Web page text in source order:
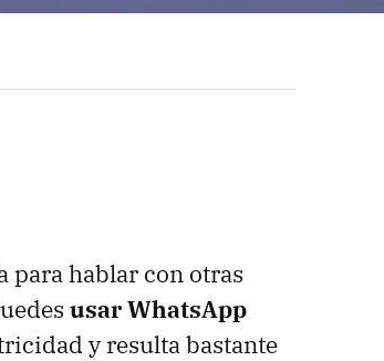
para hablar con otras
usar WhatsApp
y resulta bastante